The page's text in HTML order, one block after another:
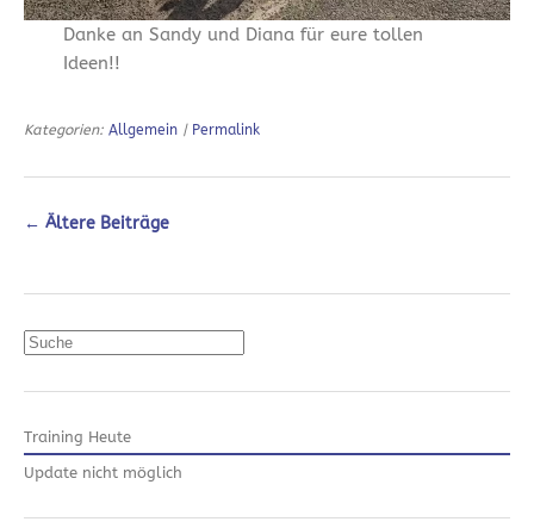
Danke an Sandy und Diana für eure tollen
Ideen!!
Kategorien: Allgemein | Permalink
← Ältere Beiträge
Suchen
Training Heute
Update nicht möglich